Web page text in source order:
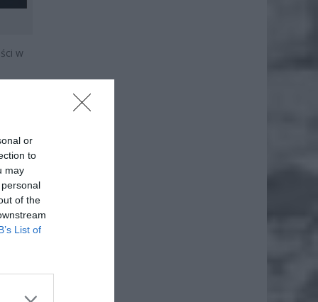
or
to
may
of the
List of
w